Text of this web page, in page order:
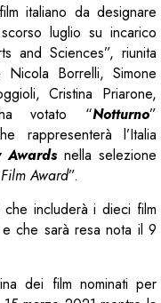
italiano da designare
luglio su incarico
and Sciences”, riunita
Borrelli, Simone
Cristina Priarone,
votato “Notturno”
rappresenterà l’Italia
Awards nella selezione
Award”.
includerà i dieci film
e che sarà resa nota il 9
dei film nominati per